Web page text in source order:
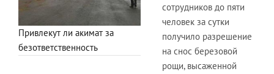
Привлекут ли акимат за
безответственность
сотрудников до пяти
человек за сутки
получило разрешение
на снос березовой
рощи, высаженной